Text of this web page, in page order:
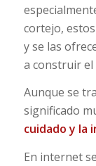
cortejo,
y se las
a construir el
Aunque se
significado
cuidado y la
En internet